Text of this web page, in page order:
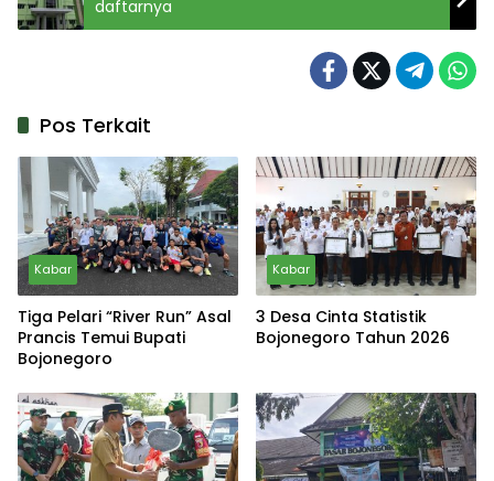
daftarnya
Pos Terkait
Kabar
Tiga Pelari “River Run” Asal
Prancis Temui Bupati
Bojonegoro
Kabar
3 Desa Cinta Statistik
Bojonegoro Tahun 2026